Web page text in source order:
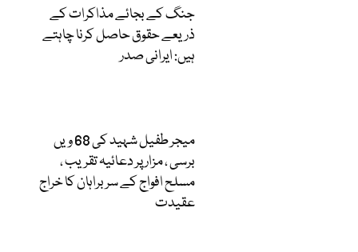
جنگ کے بجائے مذاکرات کے
ذریعے حقوق حاصل کرنا چاہتے
ہیں: ایرانی صدر
میجر طفیل شہید کی 68 ویں
برسی ، مزار پر دعائیہ تقریب ،
مسلح افواج کے سربراہان کا خراج
عقیدت